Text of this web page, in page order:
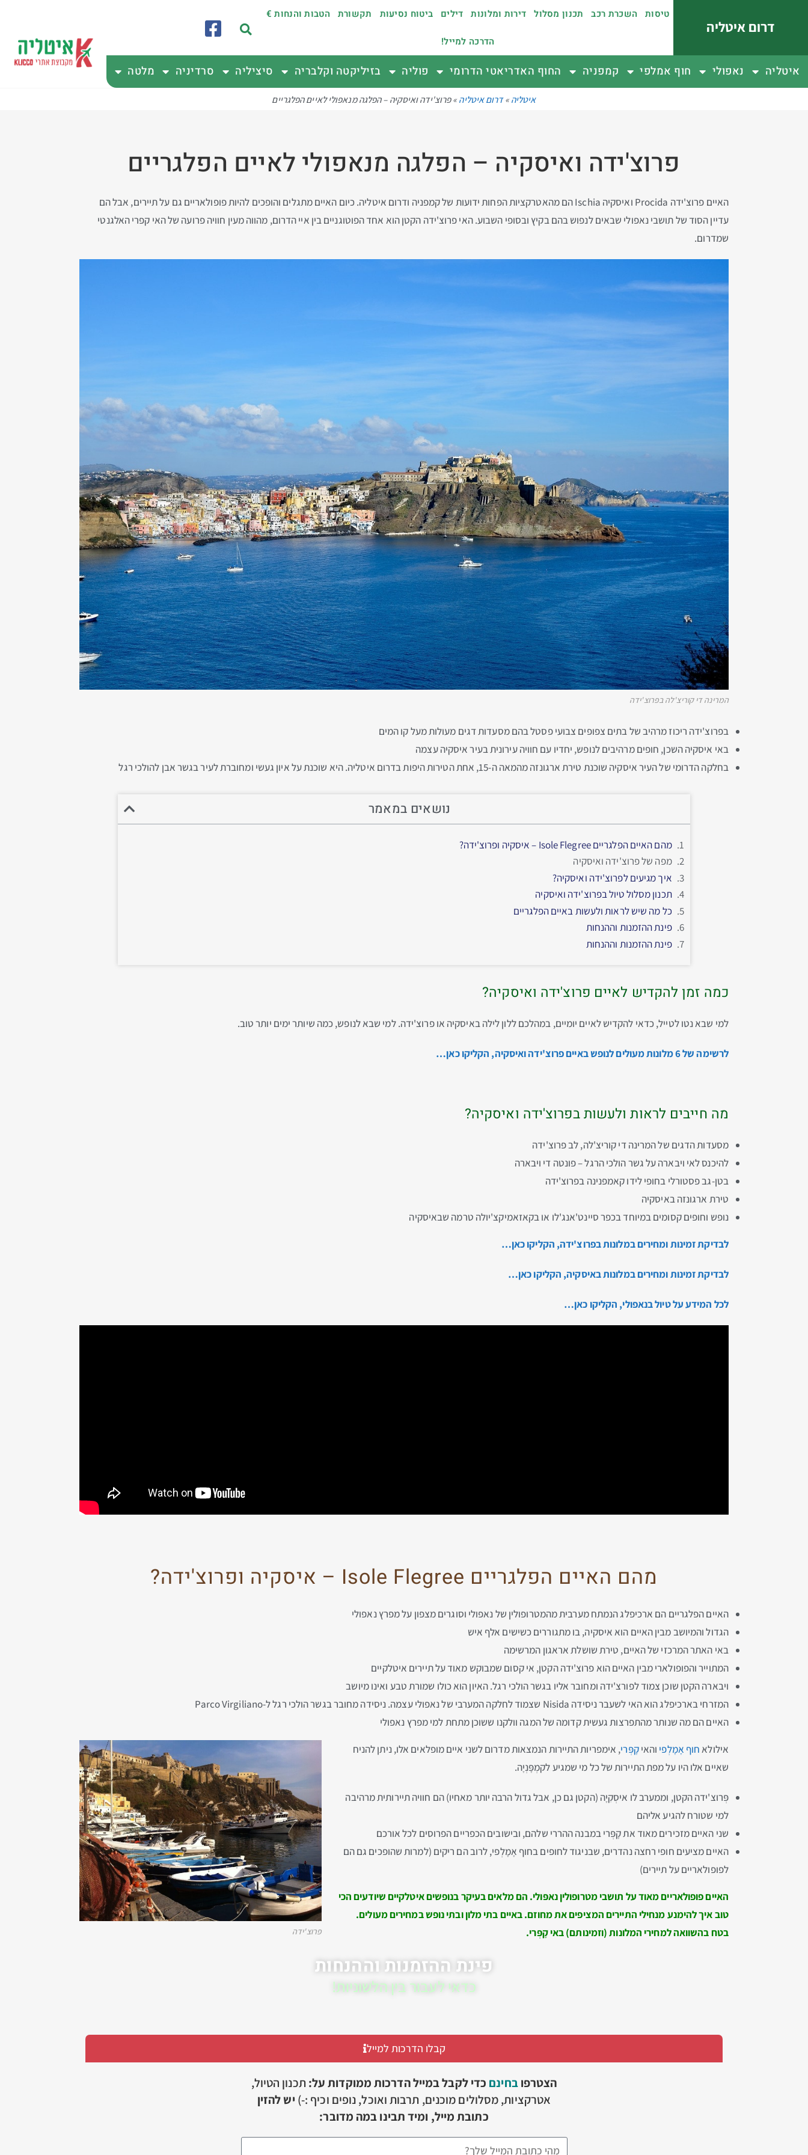
דרום איטליה
טיסות השכרת רכב תכנון מסלול דירות ומלונות דילים ביטוח נסיעות תקשורת הטבות והנחות €
הדרכה למייל!
איטליה נאפולי חוף אמלפי קמפניה החוף האדריאטי הדרומי פוליה בזיליקטה וקלבריה סיציליה סרדיניה מלטה
איטליה »דרום איטליה »פרוצ'ידה ואיסקיה – הפלגה מנאפולי לאיים הפלגריים
פרוצ'ידה ואיסקיה – הפלגה מנאפולי לאיים הפלגריים
האיים פרוצ'ידה Procida ואיסקיה Ischia הם מהאטרקציות הפחות ידועות של קמפניה ודרום איטליה. כיום האיים מתגלים והופכים להיות פופולאריים גם על תיירים, אבל הם
עדיין הסוד של תושבי נאפולי שבאים לנפוש בהם בקיץ ובסופי השבוע. האי פרוצ'ידה הקטן הוא אחד הפוטוגניים בין איי הדרום, מהווה מעין חוויה פרועה של האי קפרי האלגנטי
שמדרום.
המרינה די קוריצ'לה בפרוצ'ידה
בפרוצ'ידה ריכוז מרהיב של בתים צפופים צבועי פסטל בהם מסעדות דגים מעולות מעל קו המים
באי איסקיה השכן, חופים מרהיבים לנופש, יחדיו עם חוויה עירונית בעיר איסקיה עצמה
בחלקה הדרומי של העיר איסקיה שוכנת טירת ארגונזה מהמאה ה-15, אחת הטירות היפות בדרום איטליה. היא שוכנת על איון געשי ומחוברת לעיר בגשר אבן להולכי רגל
נושאים במאמר
מהם האיים הפלגריים Isole Flegree – איסקיה ופרוצ'ידה?
מפה של פרוצ'ידה ואיסקיה
איך מגיעים לפרוצ'ידה ואיסקיה?
תכנון מסלול טיול בפרוצ'ידה ואיסקיה
כל מה שיש לראות ולעשות באיים הפלגריים
פינת ההזמנות וההנחות
פינת ההזמנות וההנחות
כמה זמן להקדיש לאיים פרוצ'ידה ואיסקיה?
למי שבא נטו לטייל, כדאי להקדיש לאיים יומיים, במהלכם ללון לילה באיסקיה או פרוצ'ידה. למי שבא לנופש, כמה שיותר ימים יותר טוב.
לרשימה של 6 מלונות מעולים לנופש באיים פרוצ'ידה ואיסקיה, הקליקו כאן…
מה חייבים לראות ולעשות בפרוצ'ידה ואיסקיה?
מסעדות הדגים של המרינה די קוריצ'לה, לב פרוצ'ידה
להיכנס לאי ויבארה על גשר הולכי הרגל – פונטה די ויבארה
בטן-גב פסטורלי בחופי לידו קאמפנינה בפרוצ'ידה
טירת ארגונזה באיסקיה
נופש וחופים קסומים במיוחד בכפר סיינט'אנג'לו או בקאזאמיקצ'יולה טרמה שבאיסקיה
לבדיקת זמינות ומחירים במלונות בפרוצ'ידה, הקליקו כאן…
לבדיקת זמינות ומחירים במלונות באיסקיה, הקליקו כאן…
לכל המידע על טיול בנאפולי, הקליקו כאן…
מהם האיים הפלגריים Isole Flegree – איסקיה ופרוצ'ידה?
האיים הפלגריים הם ארכיפלג הנמתח מערבית מהמטרופולין של נאפולי וסוגרים מצפון על מפרץ נאפולי
הגדול והמיושב מבין האיים הוא איסקיה, בו מתגוררים כשישים אלף איש
באי האתר המרכזי של האיים, טירת שושלת אראגון המרשימה
המתוייר והפופולארי מבין האיים הוא פרוצ'ידה הקטן, אי קסום שמבוקש מאוד על תיירים איטלקיים
ויבארה הקטן שוכן צמוד לפורצ'ידה ומחובר אליו בגשר הולכי רגל. האיון הוא כולו שמורת טבע ואינו מיושב
המזרחי בארכיפלג הוא האי לשעבר ניסידה Nisida שצמוד לחלקה המערבי של נאפולי עצמה. ניסידה מחובר בגשר הולכי רגל ל-Parco Virgiliano
האיים הם מה שנותר מהתפרצות געשית קדומה של המגה וולקנו ששוכן מתחת למי מפרץ נאפולי
פרוצ'ידה
אילולאחוף אָמָלְפי והאיקָפְּרי, אימפריות התיירות הנמצאות מדרום לשני איים מופלאים אלו, ניתן להניח
שאיים אלו היו על מפת התיירות של כל מי שמגיע לקמְפָּנְיָה.
פְּרוצ'ידה הקטן, וממערב לו איסְקִיָה (הקטן גם כן, אבל גדול הרבה יותר מאחיו) הם חוויה תיירותית מרהיבה
למי שטורח להגיע אליהם
שני האיים מזכירים מאוד את קָפְּרי במבנה ההררי שלהם, ובישובים הכפריים הפרוסים לכל אורכם
האיים מציעים חופי רחצה נהדרים, שבניגוד לחופים בחוף אָמָלְפי, לרוב הם ריקים (למרות שהופכים גם הם
לפופולאריים על תיירים)
האיים פופולאריים מאוד על תושבי מטרופולין נאפּולי. הם מלאים בעיקר בנופשים איטלקיים שיודעים הכי
טוב איך להימנע מנחילי התיירים המציפים את מחוזם. באיים בתי מלון ובתי נופש במחירים מעולים.
בטח בהשוואה למחירי המלונות (וזמינותם) באי קָפְּרי.
פינת ההזמנות וההנחות
כדאי לעבור בין הלשוניות!
קבלו הדרכות למייל
הצטרפובחינם כדי לקבל במייל הדרכות ממוקדות על:תכנון הטיול,
אטרקציות, מסלולים מוכנים, תרבות ואוכל, נופים וכיף :-) יש להזין
כתובת מייל, ומיד תבינו במה מדובר: